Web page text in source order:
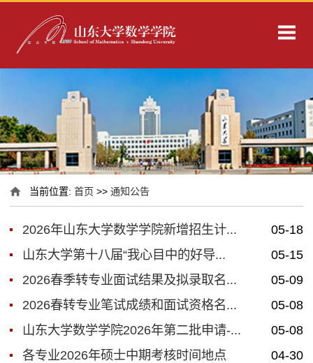
当前位置:首页 >>通知公告
2026年山东大学数学学院新增招生计...
05-18
山东大学第十八届“我心目中的好导...
05-15
2026春季转专业面试结果及拟录取名...
05-09
2026春转专业笔试成绩和面试资格名...
05-08
山东大学数学学院2026年第二批申请-...
05-08
各专业2026年硕士中期考核时间地点
04-30